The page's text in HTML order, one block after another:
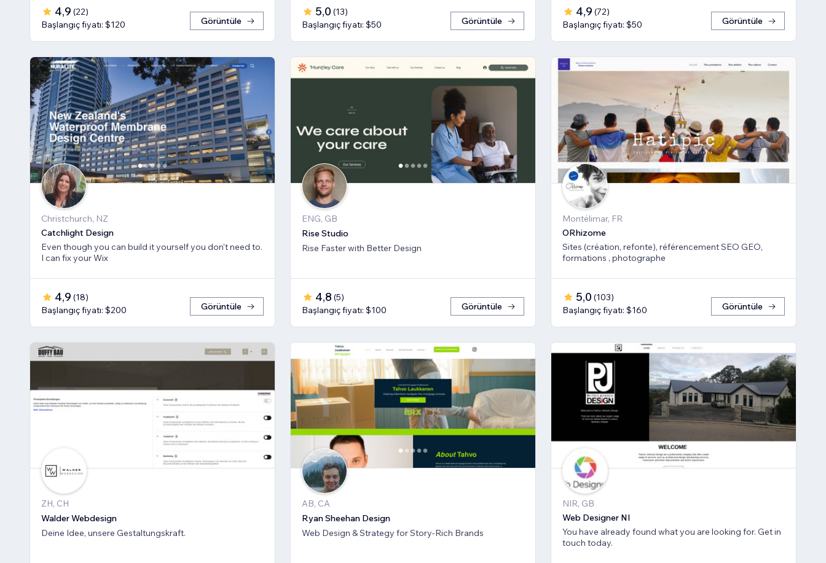
4,9 (22)
Başlangıç fiyatı: $120
Görüntüle
5,0 (13)
Başlangıç fiyatı: $50
Görüntüle
4,9 (72)
Başlangıç fiyatı: $50
Görüntüle
Christchurch, NZ
Catchlight Design
Even though you can build it yourself you don't need to.
I can fix your Wix
4,9 (18)
Başlangıç fiyatı: $200
Görüntüle
ENG, GB
Rise Studio
Rise Faster with Better Design
4,8 (5)
Başlangıç fiyatı: $100
Görüntüle
Montélimar, FR
ORhizome
Sites (création, refonte), référencement SEO GEO,
formations , photographe
5,0 (103)
Başlangıç fiyatı: $160
Görüntüle
ZH, CH
Walder Webdesign
Deine Idee, unsere Gestaltungskraft.
AB, CA
Ryan Sheehan Design
Web Design & Strategy for Story-Rich Brands
NIR, GB
Web Designer NI
You have already found what you are looking for. Get in
touch today.